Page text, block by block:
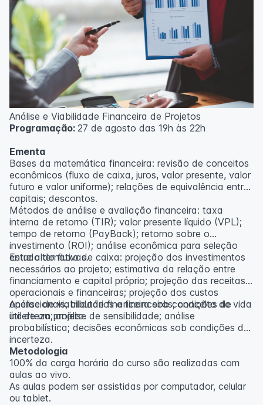
Análise e Viabilidade Financeira de Projetos
Programação: 27 de agosto das 19h às 22h
Ementa
Bases da matemática financeira: revisão de conceitos
econômicos (fluxo de caixa, juros, valor presente, valor
futuro e valor uniforme); relações de equivalência entre
capitais; descontos.
Métodos de análise e avaliação financeira: taxa
interna de retorno (TIR); valor presente líquido (VPL);
tempo de retorno (PayBack); retorno sobre o
investimento (ROI); análise econômica para seleção
entre alternativas.
Estudo do fluxo de caixa: projeção dos investimentos
necessários ao projeto; estimativa da relação entre
financiamento e capital próprio; projeção das receitas
operacionais e financeiras; projeção dos custos
operacionais, tributários e financeiros; conceito de vida
útil de um projeto.
Análise de viabilidade financeira sob condições de
incerteza; análise de sensibilidade; análise
probabilística; decisões econômicas sob condições de
incerteza.
Metodologia
100% da carga horária do curso são realizadas com
aulas ao vivo.
As aulas podem ser assistidas por computador, celular
ou tablet.